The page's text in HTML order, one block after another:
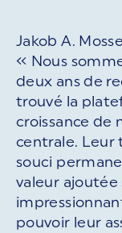
Jakob A.
« Nous
deux ans de
trouvé la
croissance de
centrale.
souci
valeur
pouvoir leur